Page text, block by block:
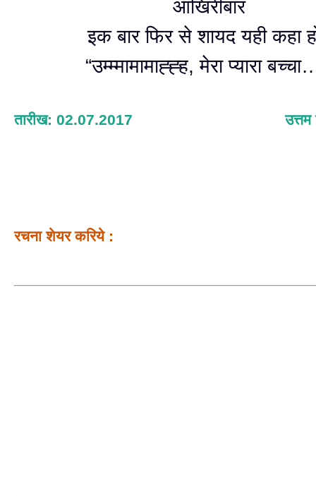
आखिरीबार
इक बार फिर से शायद यही कहा
“उम्म्मामामाह्ह्ह, मेरा प्यारा
तारीख: 02.07.2017 उत्तम
रचना शेयर करिये :